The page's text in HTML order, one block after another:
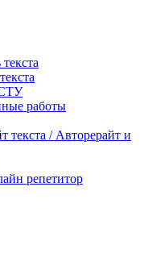
работы
текста / Авторерайт и
репетитор